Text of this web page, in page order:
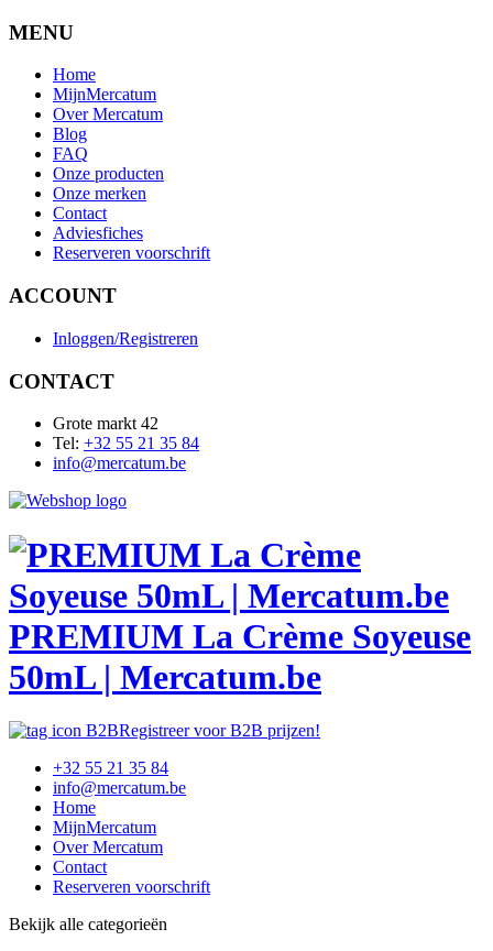
MENU
Home
MijnMercatum
Over Mercatum
Blog
FAQ
Onze producten
Onze merken
Contact
Adviesfiches
Reserveren voorschrift
ACCOUNT
Inloggen/Registreren
CONTACT
Grote markt 42
Tel: +32 55 21 35 84
info@mercatum.be
PREMIUM La Crème Soyeuse
50mL | Mercatum.be
Registreer voor B2B prijzen!
+32 55 21 35 84
info@mercatum.be
Home
MijnMercatum
Over Mercatum
Contact
Reserveren voorschrift
Bekijk alle categorieën